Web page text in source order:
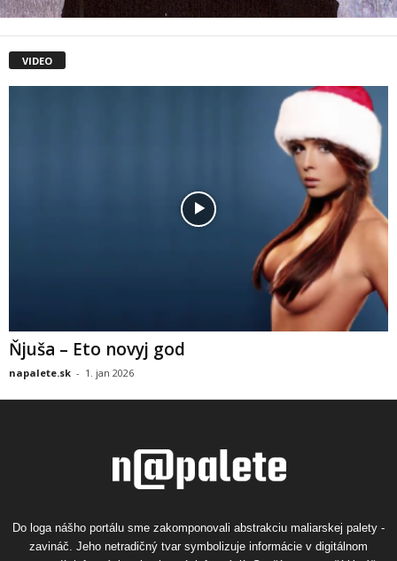
VIDEO
Ňjuša – Eto novyj god
napalete.sk - 1. jan 2026
Do loga nášho portálu sme zakomponovali abstrakciu maliarskej palety -
zavináč. Jeho netradičný tvar symbolizuje informácie v digitálnom